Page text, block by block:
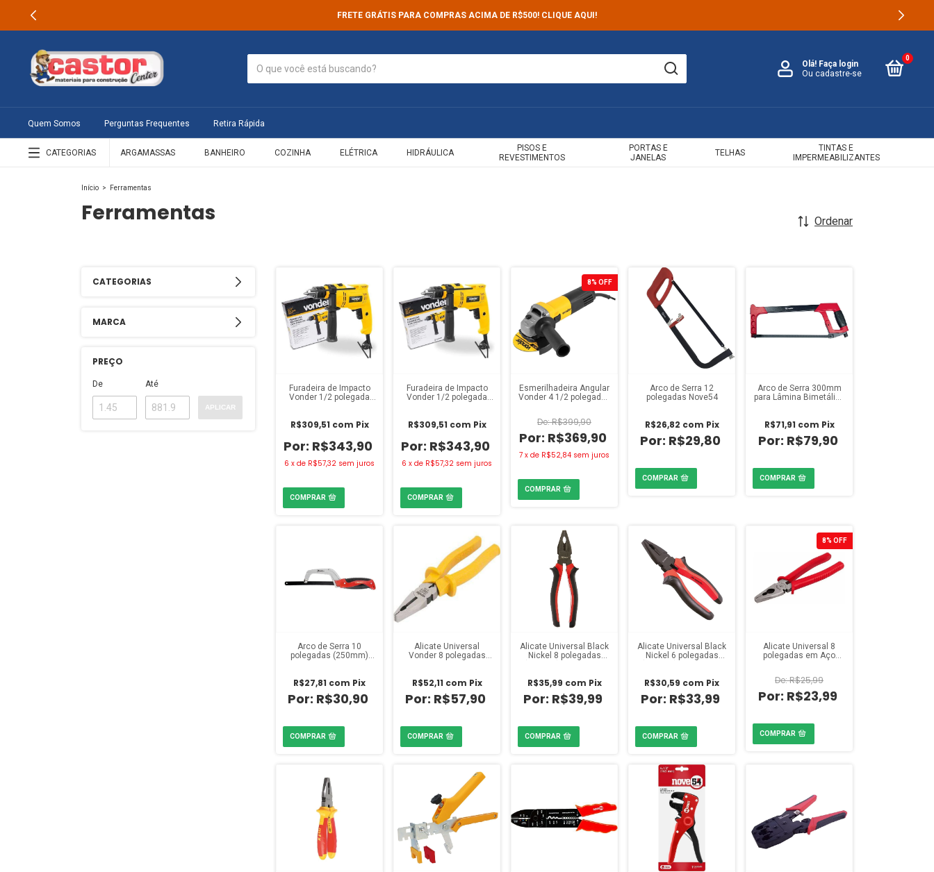
FRETE GRÁTIS PARA COMPRAS ACIMA DE R$500! CLIQUE AQUI!
Olá! Faça login
Ou cadastre-se
0
Quem Somos Perguntas Frequentes Retira Rápida
CATEGORIAS ARGAMASSAS BANHEIRO COZINHA ELÉTRICA HIDRÁULICA
PISOS E
REVESTIMENTOS
PORTAS E
JANELAS
TELHAS
TINTAS E
IMPERMEABILIZANTES
Início > Ferramentas
Ferramentas Ordenar
CATEGORIAS
MARCA
PREÇO
De Até
APLICAR
Furadeira de Impacto
Vonder 1/2 polegada
R$343,90
R$309,51 com Pix
6 x de R$57,32 sem juros
Furadeira de Impacto
Vonder 1/2 polegada
R$343,90
R$309,51 com Pix
6 x de R$57,32 sem juros
8% OFF
Esmerilhadeira Angular
Vonder 4 1/2 polegadas
R$369,90
R$399,90
7 x de R$52,84 sem juros
Arco de Serra 12
polegadas Nove54
R$29,80
R$26,82 com Pix
Arco de Serra 300mm
para Lâmina Bimetálica
R$79,90
R$71,91 com Pix
Arco de Serra 10
polegadas (250mm)
R$30,90
R$27,81 com Pix
Alicate Universal
Vonder 8 polegadas
R$57,90
R$52,11 com Pix
Alicate Universal Black
Nickel 8 polegadas
R$39,99
R$35,99 com Pix
Alicate Universal Black
Nickel 6 polegadas
R$33,99
R$30,59 com Pix
8% OFF
Alicate Universal 8
polegadas em Aço
R$23,99
R$25,99